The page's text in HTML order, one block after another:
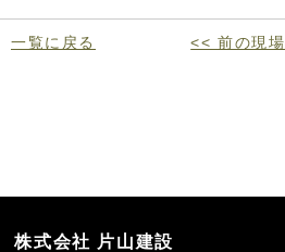
一覧に戻る << 前の現場
株式会社 片山建設